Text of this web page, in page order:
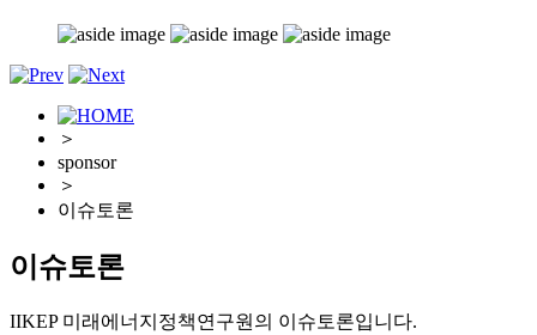
＞
sponsor
＞
이슈토론
이슈토론
IIKEP 미래에너지정책연구원의 이슈토론입니다.